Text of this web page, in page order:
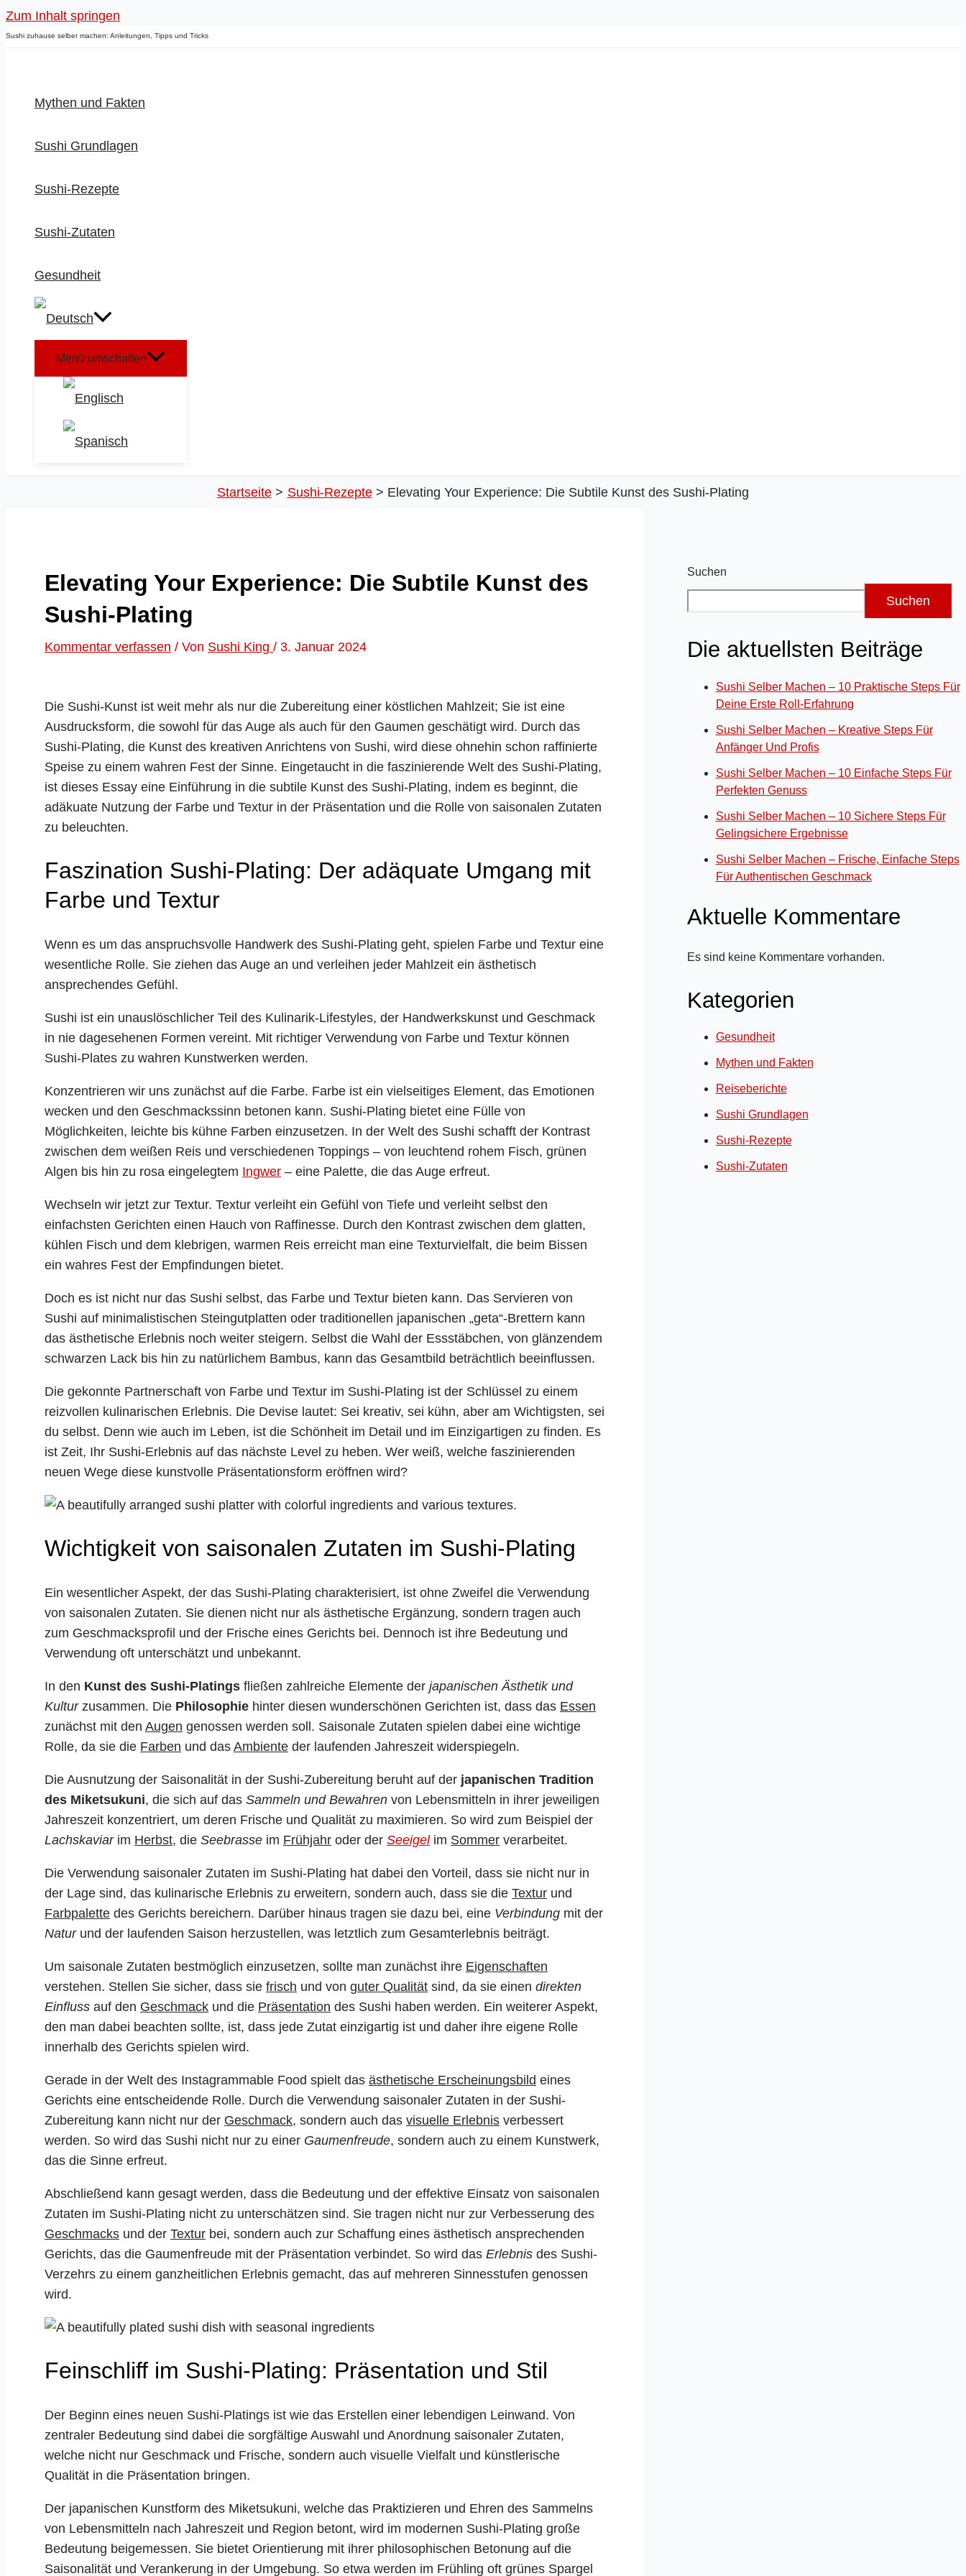
Zum Inhalt springen
Sushi zuhause selber machen: Anleitungen, Tipps und Tricks
Mythen und Fakten
Sushi Grundlagen
Sushi-Rezepte
Sushi-Zutaten
Gesundheit
Menü umschalten
Startseite Sushi-Rezepte Elevating Your Experience: Die Subtile Kunst des Sushi-Plating
Elevating Your Experience: Die Subtile Kunst des
Sushi-Plating
Kommentar verfassen / Von Sushi King / 3. Januar 2024
Die Sushi-Kunst ist weit mehr als nur die Zubereitung einer köstlichen Mahlzeit; Sie ist eine
Ausdrucksform, die sowohl für das Auge als auch für den Gaumen geschätigt wird. Durch das
Sushi-Plating, die Kunst des kreativen Anrichtens von Sushi, wird diese ohnehin schon raffinierte
Speise zu einem wahren Fest der Sinne. Eingetaucht in die faszinierende Welt des Sushi-Plating,
ist dieses Essay eine Einführung in die subtile Kunst des Sushi-Plating, indem es beginnt, die
adäkuate Nutzung der Farbe und Textur in der Präsentation und die Rolle von saisonalen Zutaten
zu beleuchten.
Faszination Sushi-Plating: Der adäquate Umgang mit
Farbe und Textur
Wenn es um das anspruchsvolle Handwerk des Sushi-Plating geht, spielen Farbe und Textur eine
wesentliche Rolle. Sie ziehen das Auge an und verleihen jeder Mahlzeit ein ästhetisch
ansprechendes Gefühl.
Sushi ist ein unauslöschlicher Teil des Kulinarik-Lifestyles, der Handwerkskunst und Geschmack
in nie dagesehenen Formen vereint. Mit richtiger Verwendung von Farbe und Textur können
Sushi-Plates zu wahren Kunstwerken werden.
Konzentrieren wir uns zunächst auf die Farbe. Farbe ist ein vielseitiges Element, das Emotionen
wecken und den Geschmackssinn betonen kann. Sushi-Plating bietet eine Fülle von
Möglichkeiten, leichte bis kühne Farben einzusetzen. In der Welt des Sushi schafft der Kontrast
zwischen dem weißen Reis und verschiedenen Toppings – von leuchtend rohem Fisch, grünen
Algen bis hin zu rosa eingelegtem Ingwer – eine Palette, die das Auge erfreut.
Wechseln wir jetzt zur Textur. Textur verleiht ein Gefühl von Tiefe und verleiht selbst den
einfachsten Gerichten einen Hauch von Raffinesse. Durch den Kontrast zwischen dem glatten,
kühlen Fisch und dem klebrigen, warmen Reis erreicht man eine Texturvielfalt, die beim Bissen
ein wahres Fest der Empfindungen bietet.
Doch es ist nicht nur das Sushi selbst, das Farbe und Textur bieten kann. Das Servieren von
Sushi auf minimalistischen Steingutplatten oder traditionellen japanischen „geta“-Brettern kann
das ästhetische Erlebnis noch weiter steigern. Selbst die Wahl der Essstäbchen, von glänzendem
schwarzen Lack bis hin zu natürlichem Bambus, kann das Gesamtbild beträchtlich beeinflussen.
Die gekonnte Partnerschaft von Farbe und Textur im Sushi-Plating ist der Schlüssel zu einem
reizvollen kulinarischen Erlebnis. Die Devise lautet: Sei kreativ, sei kühn, aber am Wichtigsten, sei
du selbst. Denn wie auch im Leben, ist die Schönheit im Detail und im Einzigartigen zu finden. Es
ist Zeit, Ihr Sushi-Erlebnis auf das nächste Level zu heben. Wer weiß, welche faszinierenden
neuen Wege diese kunstvolle Präsentationsform eröffnen wird?
Wichtigkeit von saisonalen Zutaten im Sushi-Plating
Ein wesentlicher Aspekt, der das Sushi-Plating charakterisiert, ist ohne Zweifel die Verwendung
von saisonalen Zutaten. Sie dienen nicht nur als ästhetische Ergänzung, sondern tragen auch
zum Geschmacksprofil und der Frische eines Gerichts bei. Dennoch ist ihre Bedeutung und
Verwendung oft unterschätzt und unbekannt.
In den Kunst des Sushi-Platings fließen zahlreiche Elemente der japanischen Ästhetik und
Kulturzusammen. Die Philosophie hinter diesen wunderschönen Gerichten ist, dass das Essen
zunächst mit den Augen genossen werden soll. Saisonale Zutaten spielen dabei eine wichtige
Rolle, da sie die Farben und das Ambiente der laufenden Jahreszeit widerspiegeln.
Die Ausnutzung der Saisonalität in der Sushi-Zubereitung beruht auf der japanischen Tradition
des Miketsukuni, die sich auf das Sammeln und Bewahren von Lebensmitteln in ihrer jeweiligen
Jahreszeit konzentriert, um deren Frische und Qualität zu maximieren. So wird zum Beispiel der
Lachskaviarim Herbst, die Seebrasse im Frühjahr oder der Seeigelim Sommer verarbeitet.
Die Verwendung saisonaler Zutaten im Sushi-Plating hat dabei den Vorteil, dass sie nicht nur in
der Lage sind, das kulinarische Erlebnis zu erweitern, sondern auch, dass sie die Textur und
Farbpalette des Gerichts bereichern. Darüber hinaus tragen sie dazu bei, eine Verbindung mit der
Naturund der laufenden Saison herzustellen, was letztlich zum Gesamterlebnis beiträgt.
Um saisonale Zutaten bestmöglich einzusetzen, sollte man zunächst ihre Eigenschaften
verstehen. Stellen Sie sicher, dass sie frisch und von guter Qualität sind, da sie einen direkten
Einfluss auf den Geschmack und die Präsentation des Sushi haben werden. Ein weiterer Aspekt,
den man dabei beachten sollte, ist, dass jede Zutat einzigartig ist und daher ihre eigene Rolle
innerhalb des Gerichts spielen wird.
Gerade in der Welt des Instagrammable Food spielt das ästhetische Erscheinungsbild eines
Gerichts eine entscheidende Rolle. Durch die Verwendung saisonaler Zutaten in der Sushi-
Zubereitung kann nicht nur der Geschmack, sondern auch das visuelle Erlebnis verbessert
werden. So wird das Sushi nicht nur zu einer Gaumenfreude, sondern auch zu einem Kunstwerk,
das die Sinne erfreut.
Abschließend kann gesagt werden, dass die Bedeutung und der effektive Einsatz von saisonalen
Zutaten im Sushi-Plating nicht zu unterschätzen sind. Sie tragen nicht nur zur Verbesserung des
Geschmacks und der Textur bei, sondern auch zur Schaffung eines ästhetisch ansprechenden
Gerichts, das die Gaumenfreude mit der Präsentation verbindet. So wird das Erlebnis des Sushi-
Verzehrs zu einem ganzheitlichen Erlebnis gemacht, das auf mehreren Sinnesstufen genossen
wird.
Feinschliff im Sushi-Plating: Präsentation und Stil
Der Beginn eines neuen Sushi-Platings ist wie das Erstellen einer lebendigen Leinwand. Von
zentraler Bedeutung sind dabei die sorgfältige Auswahl und Anordnung saisonaler Zutaten,
welche nicht nur Geschmack und Frische, sondern auch visuelle Vielfalt und künstlerische
Qualität in die Präsentation bringen.
Der japanischen Kunstform des Miketsukuni, welche das Praktizieren und Ehren des Sammelns
von Lebensmitteln nach Jahreszeit und Region betont, wird im modernen Sushi-Plating große
Bedeutung beigemessen. Sie bietet Orientierung mit ihrer philosophischen Betonung auf die
Saisonalität und Verankerung in der Umgebung. So etwa werden im Frühling oft grünes Spargel
Suchen
Suchen
Die aktuellsten Beiträge
Sushi Selber Machen – 10 Praktische Steps Für
Deine Erste Roll-Erfahrung
Sushi Selber Machen – Kreative Steps Für
Anfänger Und Profis
Sushi Selber Machen – 10 Einfache Steps Für
Perfekten Genuss
Sushi Selber Machen – 10 Sichere Steps Für
Gelingsichere Ergebnisse
Sushi Selber Machen – Frische, Einfache Steps
Für Authentischen Geschmack
Aktuelle Kommentare
Es sind keine Kommentare vorhanden.
Kategorien
Gesundheit
Mythen und Fakten
Reiseberichte
Sushi Grundlagen
Sushi-Rezepte
Sushi-Zutaten